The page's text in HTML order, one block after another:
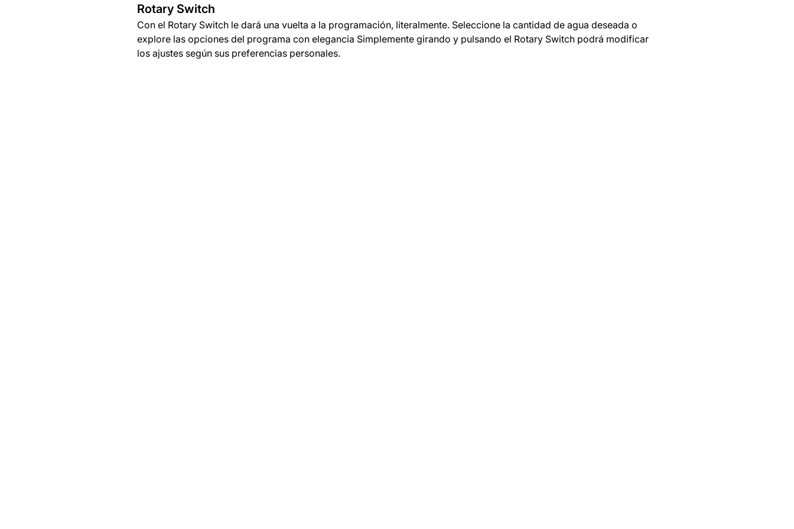
Rotary Switch
Con el Rotary Switch le dará una vuelta a la programación, literalmente. Seleccione la cantidad de agua deseada o
explore las opciones del programa con elegancia Simplemente girando y pulsando el Rotary Switch podrá modificar
los ajustes según sus preferencias personales.